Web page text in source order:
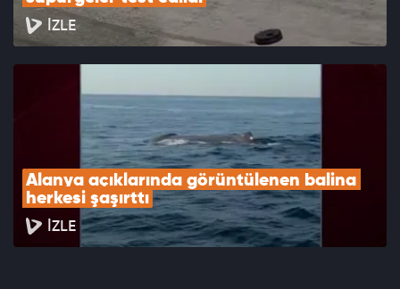
İZLE
Alanya açıklarında görüntülenen balina
herkesi şaşırttı
İZLE